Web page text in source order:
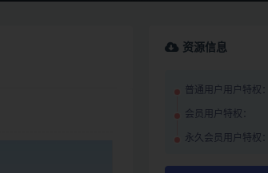
资源信息
普通用户用户特权：
会员用户特权：
永久会员用户特权：